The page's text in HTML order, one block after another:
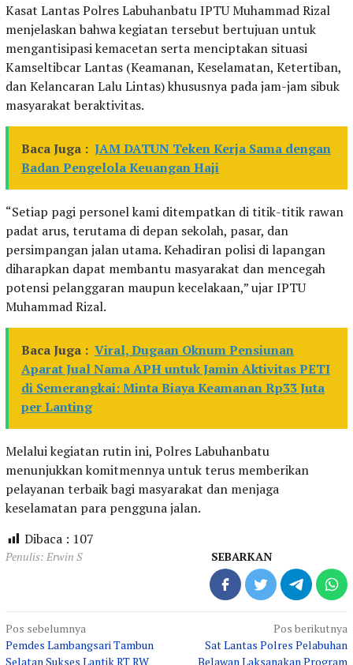
Kasat Lantas Polres Labuhanbatu IPTU Muhammad Rizal
menjelaskan bahwa kegiatan tersebut bertujuan untuk
mengantisipasi kemacetan serta menciptakan situasi
Kamseltibcar Lantas (Keamanan, Keselamatan, Ketertiban,
dan Kelancaran Lalu Lintas) khususnya pada jam-jam sibuk
masyarakat beraktivitas.
Baca Juga : JAM DATUN Teken Kerja Sama dengan
Badan Pengelola Keuangan Haji
“Setiap pagi personel kami ditempatkan di titik-titik rawan
padat arus, terutama di depan sekolah, pasar, dan
persimpangan jalan utama. Kehadiran polisi di lapangan
diharapkan dapat membantu masyarakat dan mencegah
potensi pelanggaran maupun kecelakaan,” ujar IPTU
Muhammad Rizal.
Baca Juga : Viral, Dugaan Oknum Pensiunan
Aparat Jual Nama APH untuk Jamin Aktivitas PETI
di Semerangkai: Minta Biaya Keamanan Rp33 Juta
per Lanting
Melalui kegiatan rutin ini, Polres Labuhanbatu
menunjukkan komitmennya untuk terus memberikan
pelayanan terbaik bagi masyarakat dan menjaga
keselamatan para pengguna jalan.
Dibaca : 107
Penulis: Erwin S SEBARKAN
Navigasi
pos
Pos sebelumnya
Pemdes Lambangsari Tambun
Selatan Sukses Lantik RT RW
Pos berikutnya
Sat Lantas Polres Pelabuhan
Belawan Laksanakan Program